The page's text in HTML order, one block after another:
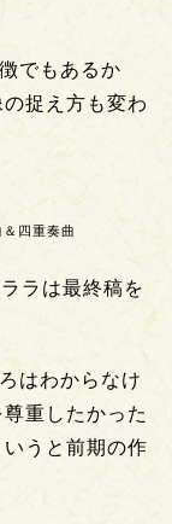
でもあるか
捉え方も変わ
四重奏曲
ラは最終稿を
はわからなけ
重したかった
うと前期の作